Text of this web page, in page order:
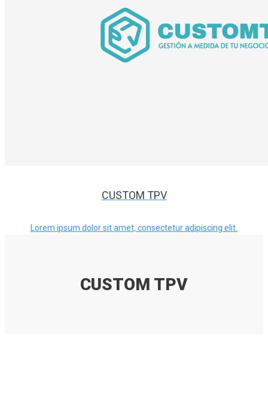
CUSTOM TPV
Lorem ipsum dolor sit amet, consectetur adipiscing elit.
CUSTOM TPV